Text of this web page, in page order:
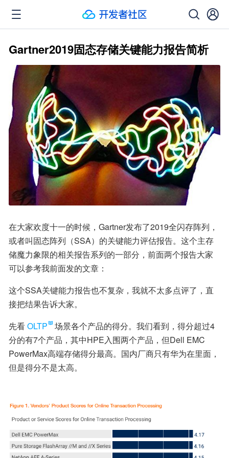
Gartner2019固态存储关键能力报告简析
在大家欢度十一的时候，Gartner发布了2019全闪存阵列，
或者叫固态阵列（SSA）的关键能力评估报告。这个主存
储魔力象限的相关报告系列的一部分，前面两个报告大家
可以参考我前面发的文章：
这个SSA关键能力报告也不复杂，我就不太多点评了，直
接把结果告诉大家。
先看OLTP
场景各个产品的得分。我们看到，得分超过4
分的有7个产品，其中HPE入围两个产品，但Dell EMC
PowerMax高端存储得分最高。国内厂商只有华为在里面，
但是得分不是太高。